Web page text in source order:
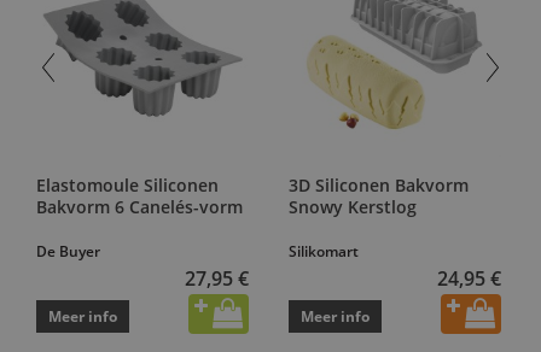
Elastomoule Siliconen
Bakvorm 6 Canelés-vorm
De Buyer
27,95 €
Meer info
3D Siliconen Bakvorm
Snowy Kerstlog
Silikomart
24,95 €
Meer info